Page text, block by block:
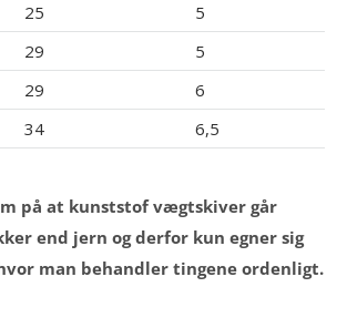
25
5
29
5
29
6
34 6,5
på at kunststof vægtskiver går
end jern og derfor kun egner sig
man behandler tingene ordenligt.